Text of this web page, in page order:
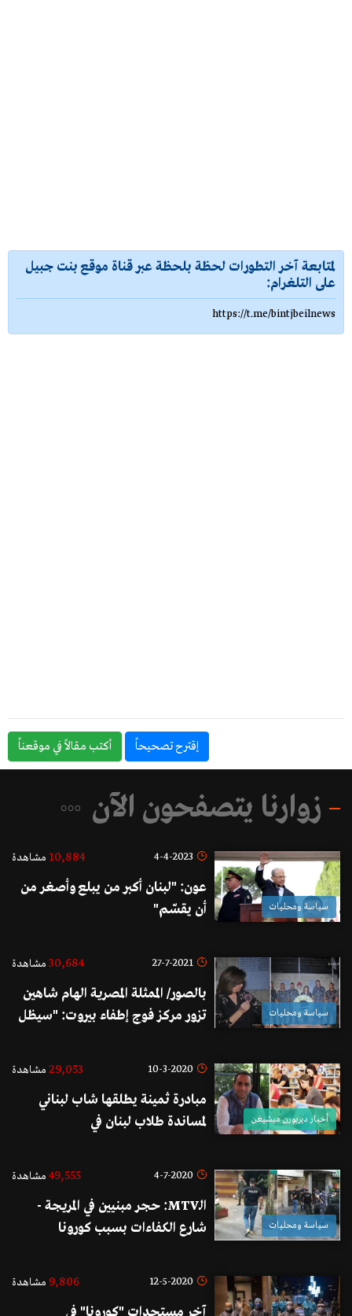
لمتابعة آخر التطورات لحظة بلحظة عبر قناة موقع بنت جبيل
على التلغرام:
https://t.me/bintjbeilnews
إقترح تصحيحاً أكتب مقالاً في موقعناً
زوارنا يتصفحون الآن
سياسة ومحليات
4-4-2023
10,884 مشاهدة
عون: "لبنان أكبر من يبلع وأصغر من
أن يقسّم"
سياسة ومحليات
27-7-2021
30,684 مشاهدة
بالصور/ الممثلة المصرية الهام شاهين
تزور مركز فوج إطفاء بيروت: "سيظل
رغم كل الظروف الصعبة"
أخبار ديربورن ميشيغن
10-3-2020
29,053 مشاهدة
مبادرة ثمينة يطلقها شاب لبناني
لمساندة طلاب لبنان في
حال تعثر حصولهم من الأموال
سياسة ومحليات
4-7-2020
49,555 مشاهدة
الـMTV: حجر مبنيين في المريجة -
شارع الكفاءات بسبب كورونا
12-5-2020
9,806 مشاهدة
آخر مستجدات "كورونا" في